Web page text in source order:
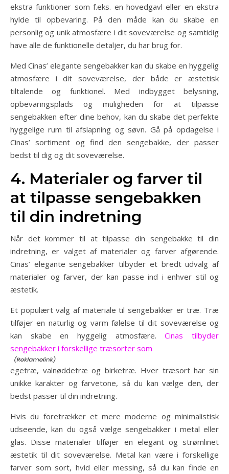
ekstra funktioner som f.eks. en hovedgavl eller en ekstra
hylde til opbevaring. På den måde kan du skabe en
personlig og unik atmosfære i dit soveværelse og samtidig
have alle de funktionelle detaljer, du har brug for.
Med Cinas’ elegante sengebakker kan du skabe en hyggelig
atmosfære i dit soveværelse, der både er æstetisk
tiltalende og funktionel. Med indbygget belysning,
opbevaringsplads og muligheden for at tilpasse
sengebakken efter dine behov, kan du skabe det perfekte
hyggelige rum til afslapning og søvn. Gå på opdagelse i
Cinas’ sortiment og find den sengebakke, der passer
bedst til dig og dit soveværelse.
4. Materialer og farver til
at tilpasse sengebakken
til din indretning
Når det kommer til at tilpasse din sengebakke til din
indretning, er valget af materialer og farver afgørende.
Cinas’ elegante sengebakker tilbyder et bredt udvalg af
materialer og farver, der kan passe ind i enhver stil og
æstetik.
Et populært valg af materiale til sengebakker er træ. Træ
tilføjer en naturlig og varm følelse til dit soveværelse og
kan skabe en hyggelig atmosfære.Cinas tilbyder
sengebakker i forskellige træsorter som
egetræ, valnøddetræ og birketræ. Hver træsort har sin
unikke karakter og farvetone, så du kan vælge den, der
bedst passer til din indretning.
Hvis du foretrækker et mere moderne og minimalistisk
udseende, kan du også vælge sengebakker i metal eller
glas. Disse materialer tilføjer en elegant og strømlinet
æstetik til dit soveværelse. Metal kan være i forskellige
farver som sort, hvid eller messing, så du kan finde en